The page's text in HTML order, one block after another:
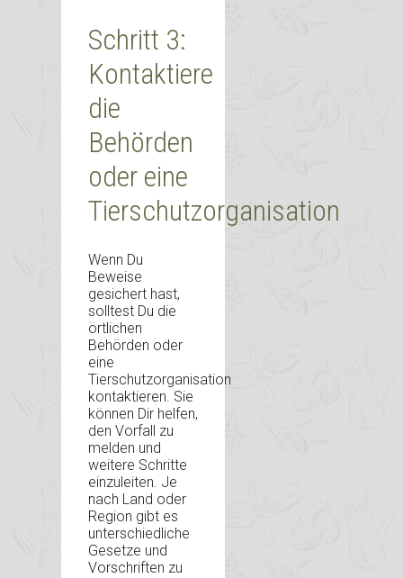
Schritt 3:
Kontaktiere
die
Behörden
oder eine
Tierschutzorganisation
Wenn Du
Beweise
gesichert hast,
solltest Du die
örtlichen
Behörden oder
eine
Tierschutzorganisation
kontaktieren. Sie
können Dir helfen,
den Vorfall zu
melden und
weitere Schritte
einzuleiten. Je
nach Land oder
Region gibt es
unterschiedliche
Gesetze und
Vorschriften zu